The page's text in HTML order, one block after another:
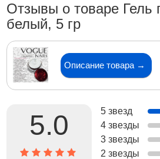
Отзывы о товаре Гель
белый, 5 гр
Описание товара →
5.0 5 звезд
4 звезды
3 звезды
2 звезды